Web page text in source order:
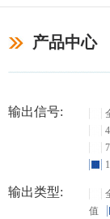
产品中心
输出信号:
输出类型:
值